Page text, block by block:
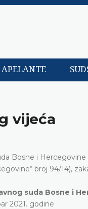
APELANTE
vijeća
Bosne i
broj 94/14),
suda Bosne i
2021. godine